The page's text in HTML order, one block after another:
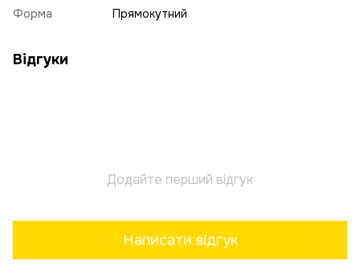
Форма
Прямокутний
Відгуки
Додайте перший відгук
Написати відгук